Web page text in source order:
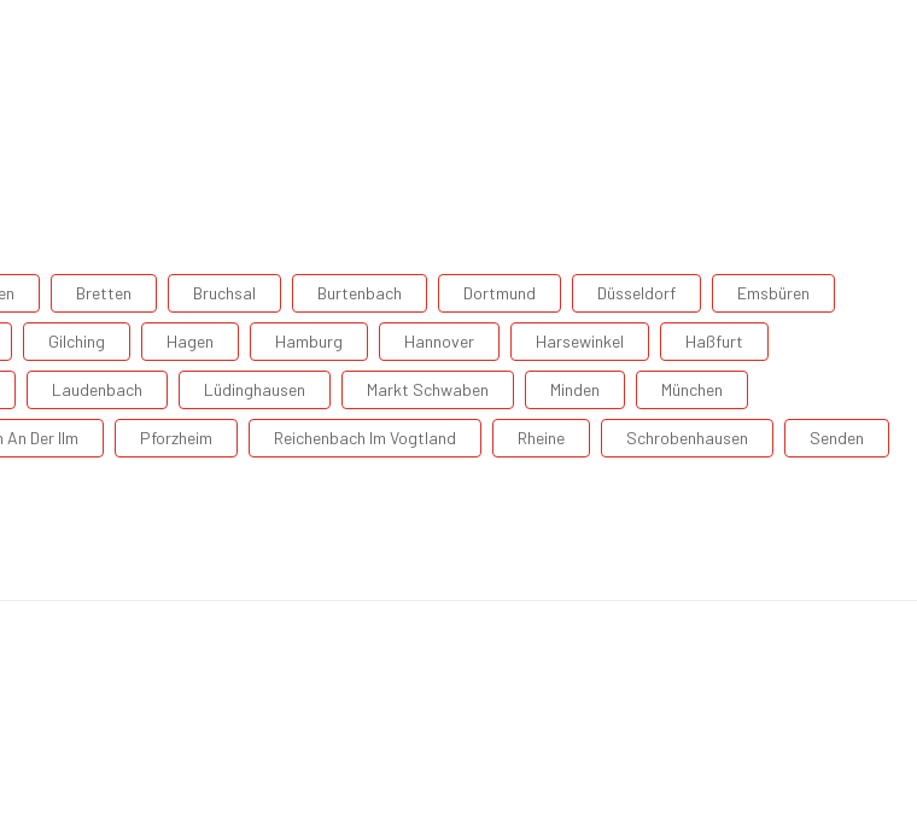
Bretten Bruchsal Burtenbach Dortmund Düsseldorf Emsbüren
Gilching Hagen Hamburg Hannover Harsewinkel Haßfurt
Laudenbach Lüdinghausen Markt Schwaben Minden München
Der Ilm Pforzheim Reichenbach Im Vogtland Rheine Schrobenhausen Senden